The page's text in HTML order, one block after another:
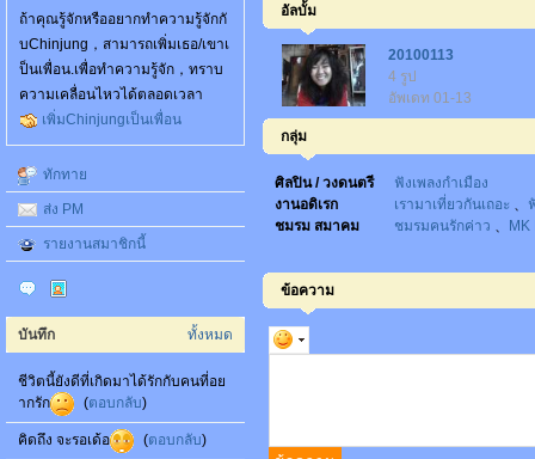
ถ้าคุณรู้จักหรืออยากทำความรู้จักกั
บChinjung，สามารถเพิ่มเธอ/เขาเ
ป็นเพื่อน.เพื่อทำความรู้จัก，ทราบ
ความเคลื่อนไหวได้ตลอดเวลา
เพิ่มChinjungเป็นเพื่อน
ทักทาย
ส่ง PM
รายงานสมาชิกนี้
ทั้งหมด
บันทึก
ชีวิตนี้ยังดีที่เกิดมาได้รักกับคนที่อย
ากรัก
(ตอบกลับ)
คิดถึง จะรอเด้อ (ตอบกลับ)
อัลบั้ม
20100113
4 รูป
อัพเดท 01-13
กลุ่ม
ศิลปิน / วงดนตรี
ฟังเพลงกำเมือง
งานอดิเรก
เรามาเที่ยวกันเถอะ 、
ชมรม สมาคม
ชมรมคนรักค่าว 、 MK
ข้อความ